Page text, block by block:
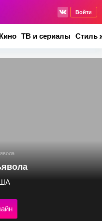
Войти
Кино ТВ и сериалы Стиль